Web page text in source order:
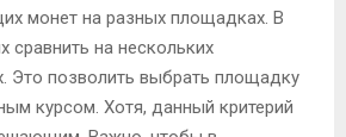
монет на разных площадках. В
сравнить на нескольких
Это позволить выбрать площадку
курсом. Хотя, данный критерий